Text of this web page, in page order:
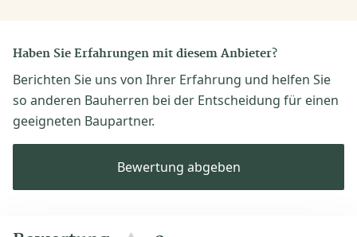
Haben Sie Erfahrungen mit diesem Anbieter?
Berichten Sie uns von Ihrer Erfahrung und helfen Sie
so anderen Bauherren bei der Entscheidung für einen
geeigneten Baupartner.
Bewertung abgeben